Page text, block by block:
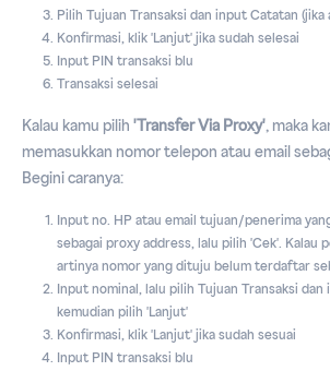
Pilih Tujuan Transaksi dan input Catatan (jika
Konfirmasi, klik 'Lanjut' jika sudah selesai
Input PIN transaksi blu
Transaksi selesai
Kalau kamu pilih 'Transfer Via Proxy', maka
memasukkan nomor telepon atau email
Begini caranya:
Input no. HP atau email tujuan/penerima
sebagai proxy address, lalu pilih 'Cek'. Kalau
artinya nomor yang dituju belum terdaftar
Input nominal, lalu pilih Tujuan Transaksi dan
kemudian pilih 'Lanjut'
Konfirmasi, klik 'Lanjut' jika sudah sesuai
Input PIN transaksi blu